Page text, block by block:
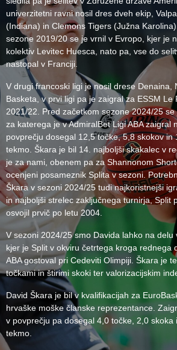
univerzitetni ravni nosil dres dveh ekip,
(Indiana) in Clemons Tigers (Južna
sezone 2019/20 se je vrnil v Evropo, kjer je
kolektiv Levitec Huesca, nato pa, vse do
nastopal v Franciji.
V drugi francoski ligi je nosil drese Denaina,
Basketa, v prvi ligi pa je zaigral za ESSM Le
2021/22. Pred začetkom sezone 2024/25
za katerega je v AdmiralBet Ligi ABA zaigral
povprečju dosegal 12,5 točke, 5,8 skokov in
tekmo. Škara je bil 14. najboljši skakalec v
je za nami, obenem pa za Shannonom
ocenjeni posameznik Splita v sezoni.
Škara v sezoni 2024/25 tudi najkoristnejši
in najboljši strelec zaključnega turnirja, Split
osvojil prvič po letu 2004.
V sezoni 2024/25 smo Davida lahko na delu
kjer je Split v okviru četrtega kroga rednega
ABA gostoval pri Cedeviti Olimpiji. Škara je
točkami in štirimi skoki ter valorizacijskim
David Škara je bil v kvalifikacijah za
hrvaške moške članske reprezentance.
v povprečju pa dosegal 4,0 točke, 2,0 skoka
tekmo.